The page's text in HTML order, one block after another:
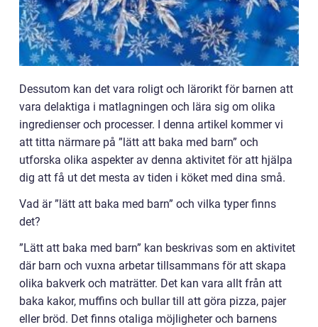
Dessutom kan det vara roligt och lärorikt för barnen att
vara delaktiga i matlagningen och lära sig om olika
ingredienser och processer. I denna artikel kommer vi
att titta närmare på ”lätt att baka med barn” och
utforska olika aspekter av denna aktivitet för att hjälpa
dig att få ut det mesta av tiden i köket med dina små.
Vad är ”lätt att baka med barn” och vilka typer finns
det?
”Lätt att baka med barn” kan beskrivas som en aktivitet
där barn och vuxna arbetar tillsammans för att skapa
olika bakverk och maträtter. Det kan vara allt från att
baka kakor, muffins och bullar till att göra pizza, pajer
eller bröd. Det finns otaliga möjligheter och barnens